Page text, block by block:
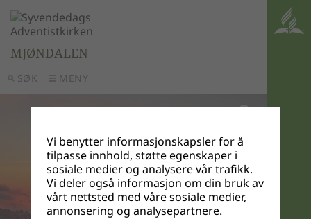
SØK MENY
MJØNDALEN
Vi benytter informasjonskapsler for å
tilpasse innhold, støtte egenskaper i
sosiale medier og analysere vår trafikk.
Vi deler også informasjon om din bruk av
vårt nettsted med våre sosiale medier,
annonsering og analysepartnere.